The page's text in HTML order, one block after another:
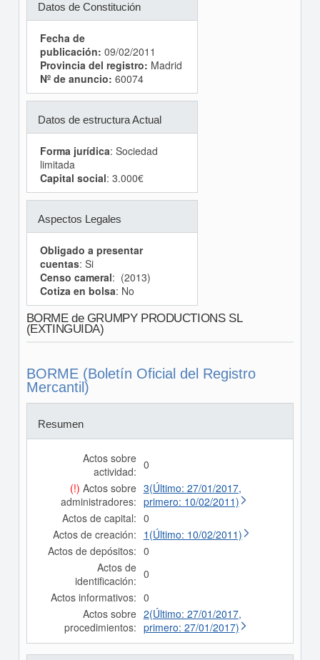
Datos de Constitución
Fecha de
publicación: 09/02/2011
Provincia del registro: Madrid
Nº de anuncio: 60074
Datos de estructura Actual
Forma jurídica: Sociedad
limitada
Capital social: 3.000€
Aspectos Legales
Obligado a presentar
cuentas: Si
Censo cameral: (2013)
Cotiza en bolsa: No
BORME de GRUMPY PRODUCTIONS SL
(EXTINGUIDA)
BORME (Boletín Oficial del Registro
Mercantil)
Resumen
Actos sobre
actividad: 0
(!) Actos sobre
administradores:
3(Último: 27/01/2017,
primero: 10/02/2011)
Actos de capital: 0
Actos de creación: 1(Último: 10/02/2011)
Actos de depósitos: 0
Actos de
identificación: 0
Actos informativos: 0
Actos sobre
procedimientos:
2(Último: 27/01/2017,
primero: 27/01/2017)